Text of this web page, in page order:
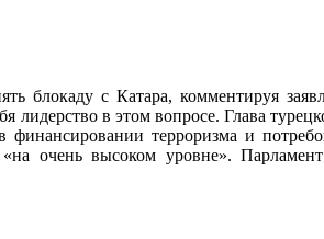
блокаду с Катара, комментируя
в этом вопросе. Глава
терроризма и
«на очень высоком уровне».